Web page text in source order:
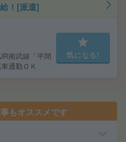
！[派遣]
南武線「平間
通勤ＯＫ
気になる!
もオススメです